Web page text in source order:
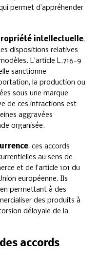
permet d’appréhender
intellectuelle,
dispositions relatives
L’article L.716-9
sanctionne
la production ou
sous une marque
de ces infractions est
aggravées
organisée.
, ces accords
au sens de
et de l’article 101 du
européenne. Ils
permettant à des
des produits à
déloyale de la
accords